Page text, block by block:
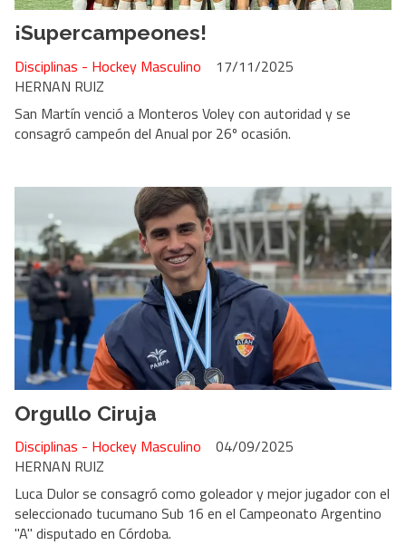
¡Supercampeones!
HERNAN RUIZ
Disciplinas - Hockey Masculino 17/11/2025
San Martín venció a Monteros Voley con autoridad y se
consagró campeón del Anual por 26º ocasión.
Orgullo Ciruja
HERNAN RUIZ
Disciplinas - Hockey Masculino 04/09/2025
Luca Dulor se consagró como goleador y mejor jugador con el
seleccionado tucumano Sub 16 en el Campeonato Argentino
"A" disputado en Córdoba.